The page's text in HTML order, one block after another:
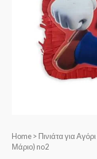
Home > Πινιάτα για Αγόρι
Μάριο) no2